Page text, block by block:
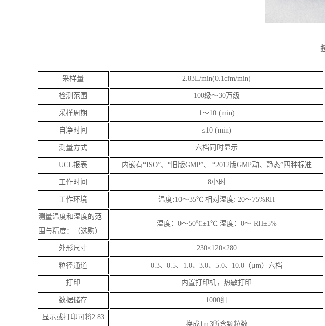
采样量 2.83L/min(0.1cfm/min)
检测范围 100级～30万级
采样周期 1～10 (min)
自净时间 ≤10 (min)
测量方式 六档同时显示
UCL报表 内嵌有“ISO”、“旧版GMP”、 “2012版GMP动、静态”四种标准
工作时间 8小时
工作环境 温度:10～35℃ 相对湿度: 20～75%RH
测量温度和湿度的范
围与精度：（选购）
温度：0～50℃±1℃ 湿度：0～ RH±5%
外形尺寸 230×120×280
粒径通道 0.3、0.5、1.0、3.0、5.0、10.0（μm）六档
打印 内置打印机，热敏打印
数据储存 1000组
显示或打印可将2.83
换成1m3所含颗粒数